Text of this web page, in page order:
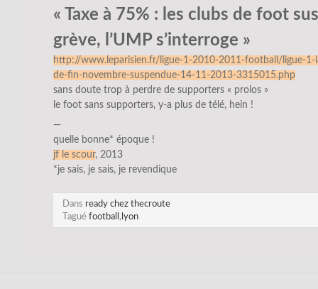
« Taxe à 75% : les clubs de foot
grève, l’UMP s’interroge »
http://www.leparisien.fr/ligue-1-2010-2011-football/ligue-1-
de-fin-novembre-suspendue-14-11-2013-3315015.php
sans doute trop à perdre de supporters « prolos »
le foot sans supporters, y-a plus de télé, hein !
—
quelle bonne* époque !
jf le scour, 2013
*je sais, je sais, je revendique
Dans ready chez thecroute
Tagué football , lyon